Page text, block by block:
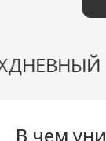
В чем